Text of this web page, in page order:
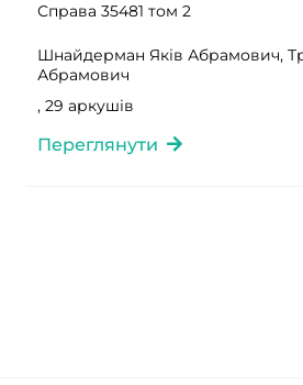
Справа 35481 том 2
Шнайдерман Яків Абрамович,
Абрамович
, 29 аркушів
Переглянути